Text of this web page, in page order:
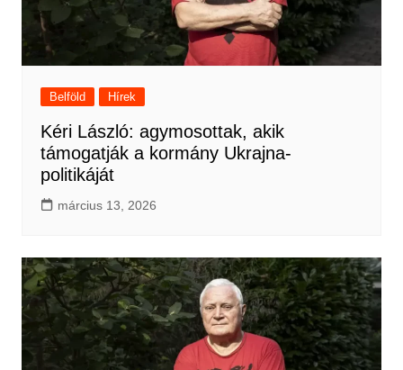
Belföld Hírek
Kéri László: agymosottak, akik
támogatják a kormány Ukrajna-
politikáját
március 13, 2026